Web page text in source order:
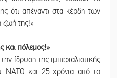
ότι απέναντι στα κέρδη των
ζωή της!»
και πόλεμος!»
ίδρυση της ιμπεριαλιστικής
ΝΑΤΟ και 25 χρόνια από το